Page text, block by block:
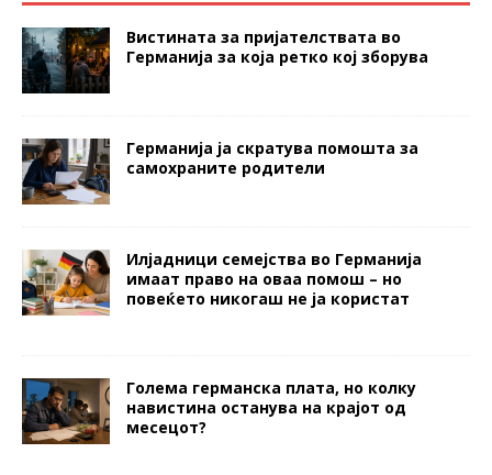
Вистината за пријателствата во
Германија за која ретко кој зборува
Германија ја скратува помошта за
самохраните родители
Илјадници семејства во Германија
имаат право на оваа помош – но
повеќето никогаш не ја користат
Голема германска плата, но колку
навистина останува на крајот од
месецот?